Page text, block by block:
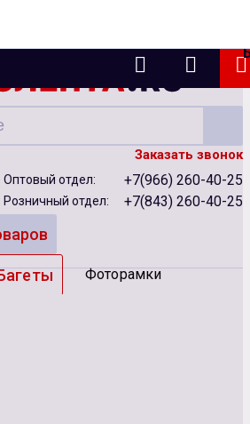
Заказать звонок
Оптовый отдел: +7(966) 260-40-25
Розничный отдел: +7(843) 260-40-25
Фоторамки